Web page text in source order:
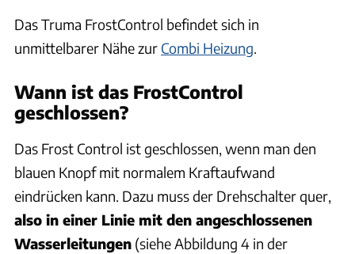
Das Truma FrostControl befindet sich in
unmittelbarer Nähe zur Combi Heizung.
Wann ist das FrostControl
geschlossen?
Das Frost Control ist geschlossen, wenn man den
blauen Knopf mit normalem Kraftaufwand
eindrücken kann. Dazu muss der Drehschalter quer,
also in einer Linie mit den angeschlossenen
Wasserleitungen (siehe Abbildung 4 in der